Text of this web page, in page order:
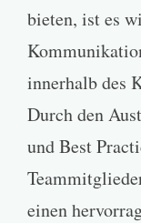
bieten, ist es
innerhalb des
Durch den
und Best
einen